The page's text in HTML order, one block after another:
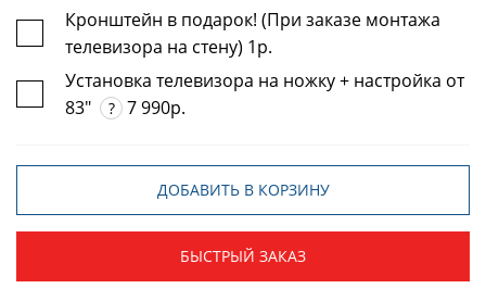
Кронштейн в подарок! (При заказе монтажа
телевизора на стену) 1р.
Установка телевизора на ножку + настройка от
83"
? 7 990р.
ДОБАВИТЬ В КОРЗИНУ
БЫСТРЫЙ ЗАКАЗ